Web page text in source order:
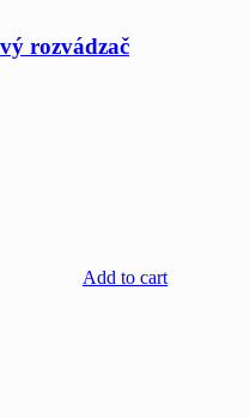
rozvádzač
Add to cart